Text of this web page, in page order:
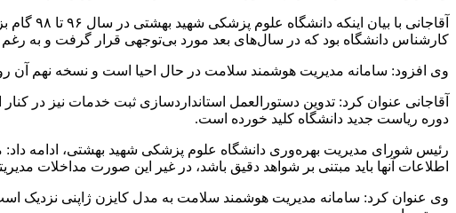
کارشناس دانشگاه بود که در سال‌های بعد مورد بی‌توجهی قرار گرفت و به رغم
وی افزود: سامانه مدیریت هوشمند سلامت در حال احیا است و نسخه نهم آن
دوره ریاست جدید دانشگاه کلید خورده است.
رئیس شورای مدیریت بهره‌وری دانشگاه علوم پزشکی شهید بهشتی، ادامه داد:
اطلاعات آنها باید مبتنی بر شواهد دقیق باشد، در غیر این صورت مداخلات
وی عنوان کرد: سامانه مدیریت هوشمند سلامت به مدل کایزن ژاپنی نزدیک